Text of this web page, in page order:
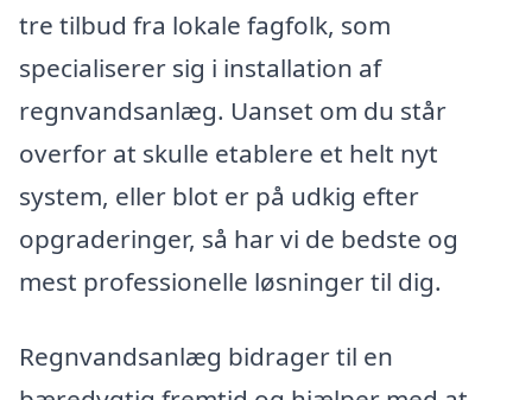
tre tilbud fra lokale fagfolk, som
specialiserer sig i installation af
regnvandsanlæg. Uanset om du står
overfor at skulle etablere et helt nyt
system, eller blot er på udkig efter
opgraderinger, så har vi de bedste og
mest professionelle løsninger til dig.
Regnvandsanlæg bidrager til en